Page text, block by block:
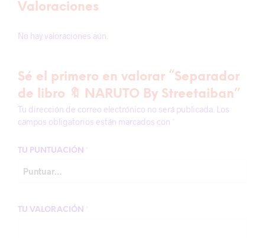
Valoraciones
No hay valoraciones aún.
Sé el primero en valorar “Separador
de libro 🔖 NARUTO By Streetaiban”
Tu dirección de correo electrónico no será publicada. Los
campos obligatorios están marcados con
TU PUNTUACIÓN
TU VALORACIÓN